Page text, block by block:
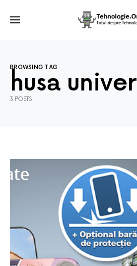
BROWSING TAG
husa
3 POSTS